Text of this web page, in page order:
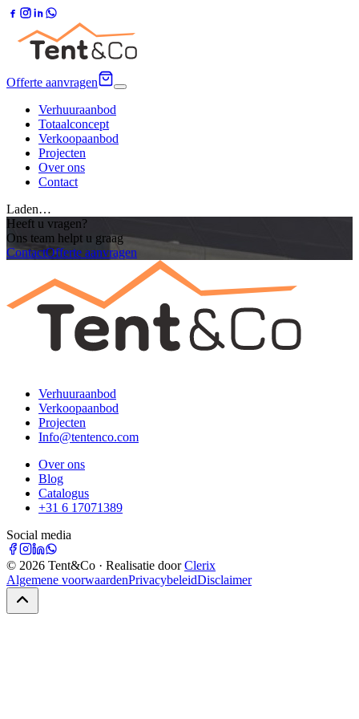
Offerte aanvragen
Verhuuraanbod
Totaalconcept
Verkoopaanbod
Projecten
Over ons
Contact
Laden…
Heeft u vragen?
Ons team helpt u graag
ContactOfferte aanvragen
Verhuuraanbod
Verkoopaanbod
Projecten
Info@tentenco.com
Over ons
Blog
Catalogus
+31 6 17071389
Social media
© 2026 Tent&Co · Realisatie door Clerix
Algemene voorwaardenPrivacybeleidDisclaimer